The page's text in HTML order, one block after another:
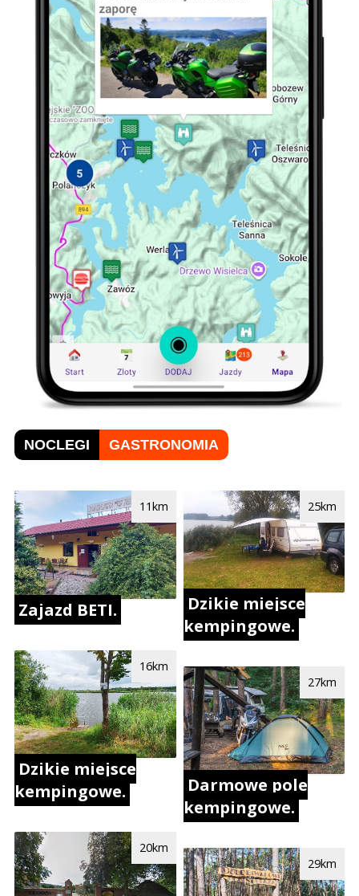
NOCLEGI GASTRONOMIA
Zajazd BETI.
11km
Dzikie miejsce
kempingowe.
16km
20km
Dzikie miejsce
kempingowe.
25km
Darmowe pole
kempingowe.
27km
29km